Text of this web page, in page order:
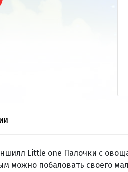
Little one Палочки с
можно побаловать своего